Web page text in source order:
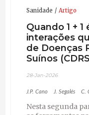
Sanidade Artigo
Quando 1 +
interações
de Doenças
Suínos
28-Jan-2026
J.P. Cano J. Segalés C.
Nesta segunda